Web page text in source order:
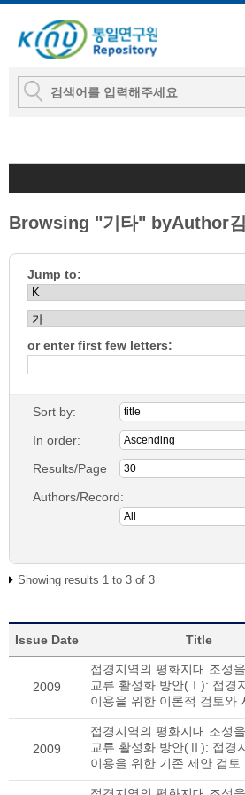
Browsing "기타" byAuthor
Jump to:
or enter first few letters:
Sort by:
In order:
Results/Page
Authors/Record:
Showing results 1 to 3 of 3
Issue Date Title
2009
접경지역의 평화지대 조성
교류 활성화 방안(Ⅰ): 접경
이용을 위한 이론적 검토와
2009
접경지역의 평화지대 조성
교류 활성화 방안(Ⅱ): 접경
이용을 위한 기존 제안 검토